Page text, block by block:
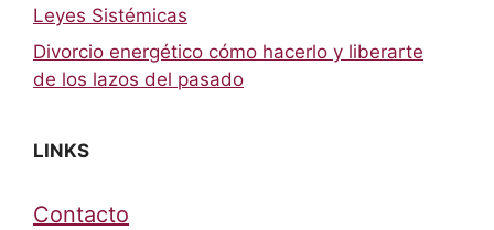
Leyes Sistémicas
Divorcio energético cómo hacerlo y liberarte
de los lazos del pasado
LINKS
Contacto